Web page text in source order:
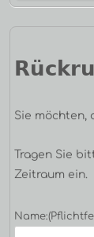
Sie möchten,
Tragen Sie
Zeitraum ein.
Name: